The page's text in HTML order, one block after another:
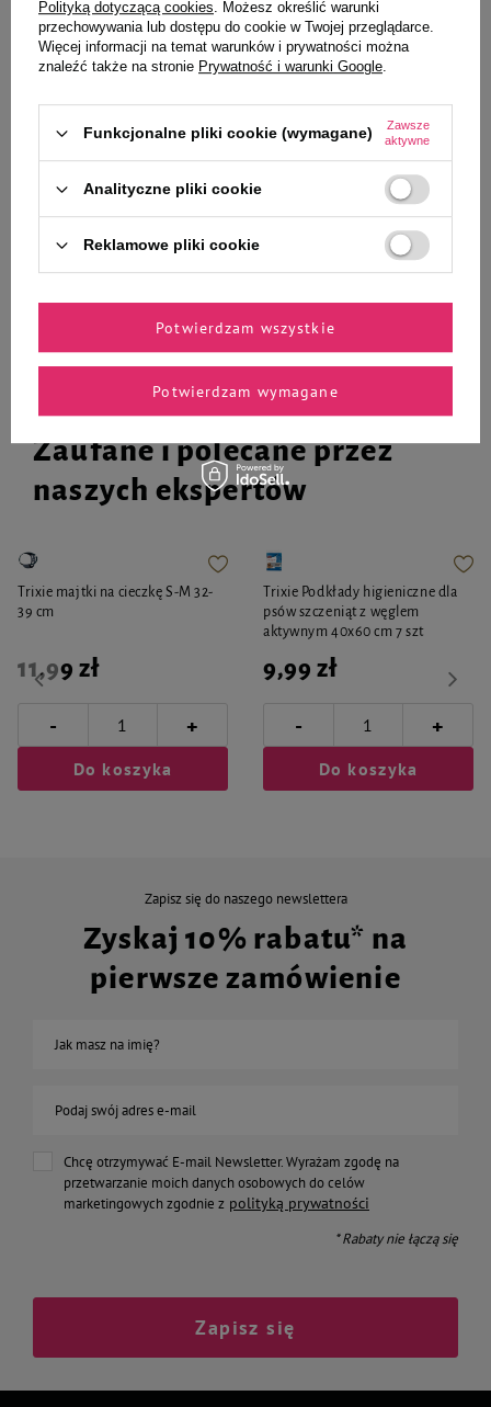
28,99 zł 193,27 zł / l
+
Do koszyka
1 835,14 zł / l
Do koszyka
Zaufane i polecane przez
naszych ekspertów
Trixie majtki na cieczkę S-M 32-
39 cm
11,99 zł
- +
Do koszyka
Trixie Podkłady higieniczne dla
psów szczeniąt z węglem
aktywnym 40x60 cm 7 szt
9,99 zł
- +
Do koszyka
Zapisz się do naszego newslettera
Zyskaj 10% rabatu* na
pierwsze zamówienie
Jak masz na imię?
Podaj swój adres e-mail
Chcę otrzymywać E-mail Newsletter. Wyrażam zgodę na
przetwarzanie moich danych osobowych do celów
marketingowych zgodnie z polityką prywatności
* Rabaty nie łączą się
Zapisz się
Polityką dotyczącą cookies. Możesz określić warunki
przechowywania lub dostępu do cookie w Twojej przeglądarce.
Więcej informacji na temat warunków i prywatności można
znaleźć także na stronie Prywatność i warunki Google.
Funkcjonalne pliki cookie (wymagane)
Zawsze
aktywne
Analityczne pliki cookie
Reklamowe pliki cookie
Potwierdzam wymagane
Potwierdzam wszystkie